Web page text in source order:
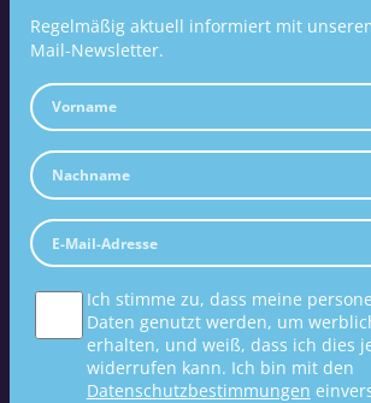
Regelmäßig aktuell informiert mit
Mail-Newsletter.
Ich stimme zu, dass meine
Daten genutzt werden, um
erhalten, und weiß, dass ich dies
widerrufen kann. Ich bin mit den
Datenschutzbestimmungen